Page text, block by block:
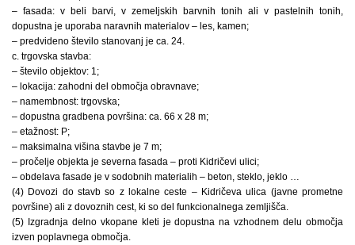
– fasada: v beli barvi, v zemeljskih barvnih tonih ali v pastelnih tonih,
dopustna je uporaba naravnih materialov – les, kamen;
– predvideno število stanovanj je ca. 24.
c. trgovska stavba:
– število objektov: 1;
– lokacija: zahodni del območja obravnave;
– namembnost: trgovska;
– dopustna gradbena površina: ca. 66 x 28 m;
– etažnost: P;
– maksimalna višina stavbe je 7 m;
– pročelje objekta je severna fasada – proti Kidričevi ulici;
– obdelava fasade je v sodobnih materialih – beton, steklo, jeklo …
(4) Dovozi do stavb so z lokalne ceste – Kidričeva ulica (javne prometne
površine) ali z dovoznih cest, ki so del funkcionalnega zemljišča.
(5) Izgradnja delno vkopane kleti je dopustna na vzhodnem delu območja
izven poplavnega območja.